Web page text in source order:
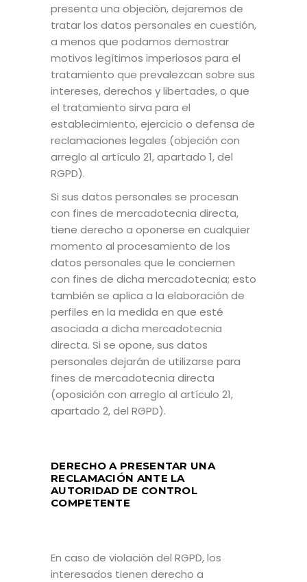
presenta una objeción, dejaremos de
tratar los datos personales en cuestión,
a menos que podamos demostrar
motivos legítimos imperiosos para el
tratamiento que prevalezcan sobre sus
intereses, derechos y libertades, o que
el tratamiento sirva para el
establecimiento, ejercicio o defensa de
reclamaciones legales (objeción con
arreglo al artículo 21, apartado 1, del
RGPD).
Si sus datos personales se procesan
con fines de mercadotecnia directa,
tiene derecho a oponerse en cualquier
momento al procesamiento de los
datos personales que le conciernen
con fines de dicha mercadotecnia; esto
también se aplica a la elaboración de
perfiles en la medida en que esté
asociada a dicha mercadotecnia
directa. Si se opone, sus datos
personales dejarán de utilizarse para
fines de mercadotecnia directa
(oposición con arreglo al artículo 21,
apartado 2, del RGPD).
DERECHO A PRESENTAR UNA
RECLAMACIÓN ANTE LA
AUTORIDAD DE CONTROL
COMPETENTE
En caso de violación del RGPD, los
interesados tienen derecho a